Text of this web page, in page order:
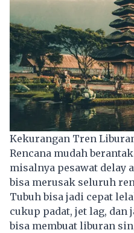
Kekurangan Tren
Rencana mudah
misalnya pesawat delay
bisa merusak seluruh
Tubuh bisa jadi cepat
cukup padat, jet lag,
bisa membuat liburan